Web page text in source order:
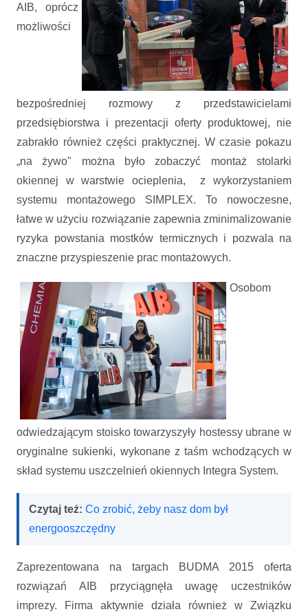
AIB, oprócz
możliwości
bezpośredniej rozmowy z przedstawicielami
przedsiębiorstwa i prezentacji oferty produktowej, nie
zabrakło również części praktycznej. W czasie pokazu
„na żywo" można było zobaczyć montaż stolarki
okiennej w warstwie ocieplenia, z wykorzystaniem
systemu montażowego SIMPLEX. To nowoczesne,
łatwe w użyciu rozwiązanie zapewnia zminimalizowanie
ryzyka powstania mostków termicznych i pozwala na
znaczne przyspieszenie prac montażowych.
Osobom
odwiedzającym stoisko towarzyszyły hostessy ubrane w
oryginalne sukienki, wykonane z taśm wchodzących w
skład systemu uszczelnień okiennych Integra System.
Czytaj też: Co zrobić, żeby nasz dom był
energooszczędny
Zaprezentowana na targach BUDMA 2015 oferta
rozwiązań AIB przyciągnęła uwagę uczestników
imprezy. Firma aktywnie działa również w Związku